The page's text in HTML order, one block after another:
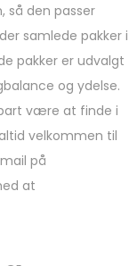
så den passer
samlede pakker i
pakker er udvalgt
og ydelse.
være at finde i
velkommen til
på
at